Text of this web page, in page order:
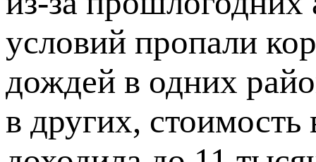
условий пропали
дождей в одних
в других,